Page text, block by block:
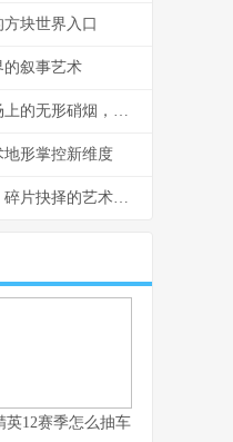
块世界入口
的叙事艺术
和平精英队友有操作杂音，竞技场上的无形硝烟，副标题，听音辨位之外的生存考验
形掌控新维度
王者更新皮肤碎片换啥，副标题，碎片抉择的艺术与智慧
的时光之匙
英12赛季怎么抽车，资深玩家的